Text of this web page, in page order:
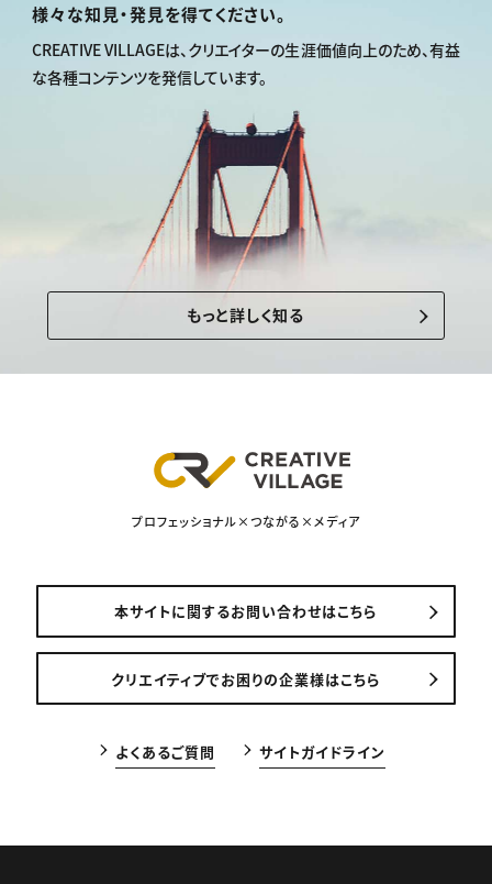
様々な知見・発見を得てください。
CREATIVE VILLAGEは、クリエイターの生涯価値向上のため、有益
な各種コンテンツを発信しています。
もっと詳しく知る
プロフェッショナル×つながる×メディア
本サイトに関するお問い合わせはこちら
クリエイティブでお困りの企業様はこちら
よくあるご質問 サイトガイドライン